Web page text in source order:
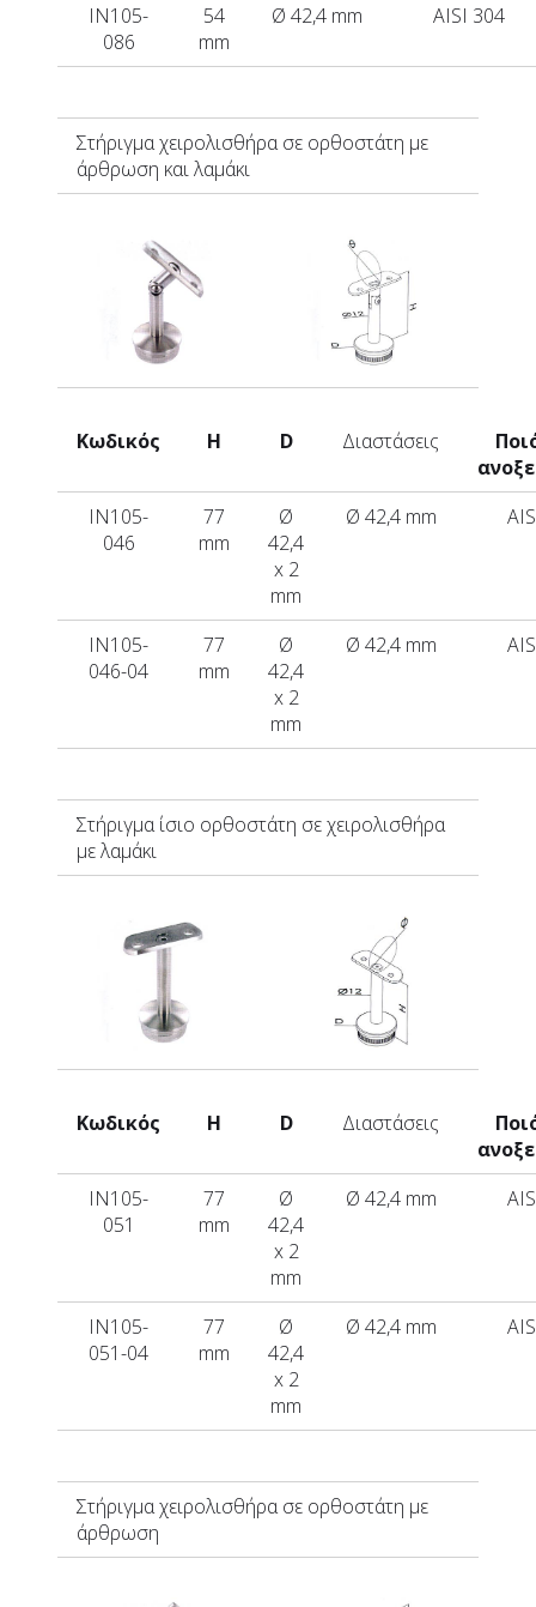
IN105-
086
54
mm
Ø 42,4 mm AISI 304
Στήριγμα χειρολισθήρα σε ορθοστάτη με
άρθρωση και λαμάκι
Κωδικός H D Διαστάσεις
IN105-
046
77
mm
Ø
42,4
x 2
mm
Ø 42,4 mm
IN105-
046-04
77
mm
Ø
42,4
x 2
mm
Ø 42,4 mm
Στήριγμα ίσιο ορθοστάτη σε χειρολισθήρα
με λαμάκι
Κωδικός Η D Διαστάσεις
IN105-
051
77
mm
Ø
42,4
x 2
mm
Ø 42,4 mm
IN105-
051-04
77
mm
Ø
42,4
x 2
mm
Ø 42,4 mm
Στήριγμα χειρολισθήρα σε ορθοστάτη με
άρθρωση